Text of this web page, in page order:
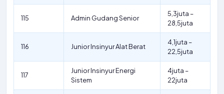
115 Admin Gudang Senior
5,3juta –
28,5juta
116 Junior Insinyur Alat Berat
4,1juta –
22,5juta
117
Junior Insinyur Energi
Sistem
4juta –
22juta